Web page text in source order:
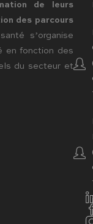
de leurs
des parcours
s’organise
en fonction des
du secteur et